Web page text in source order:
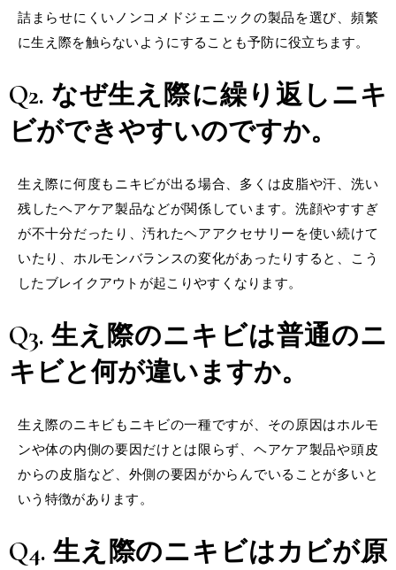
詰まらせにくいノンコメドジェニックの製品を選び、頻繁
に生え際を触らないようにすることも予防に役立ちます。
Q2. なぜ生え際に繰り返しニキ
ビができやすいのですか。
生え際に何度もニキビが出る場合、多くは皮脂や汗、洗い
残したヘアケア製品などが関係しています。洗顔やすすぎ
が不十分だったり、汚れたヘアアクセサリーを使い続けて
いたり、ホルモンバランスの変化があったりすると、こう
したブレイクアウトが起こりやすくなります。
Q3. 生え際のニキビは普通のニ
キビと何が違いますか。
生え際のニキビもニキビの一種ですが、その原因はホルモ
ンや体の内側の要因だけとは限らず、ヘアケア製品や頭皮
からの皮脂など、外側の要因がからんでいることが多いと
いう特徴があります。
Q4. 生え際のニキビはカビが原